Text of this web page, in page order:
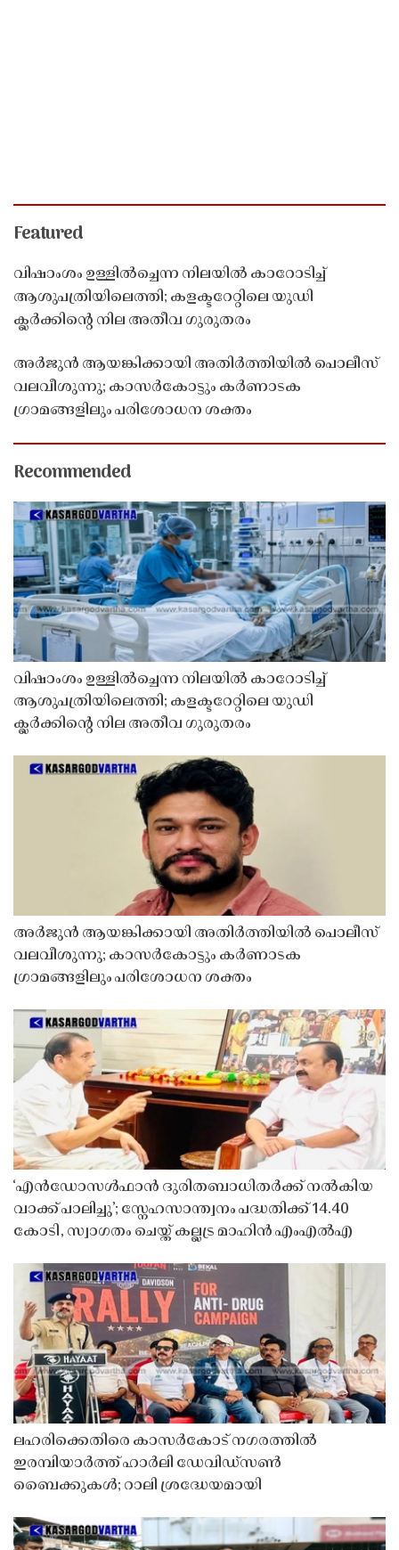
Featured
വിഷാംശം ഉള്ളിൽച്ചെന്ന നിലയിൽ കാറോടിച്ച്
ആശുപത്രിയിലെത്തി; കളക്ടറേറ്റിലെ യുഡി
ക്ലർക്കിൻ്റെ നില അതീവ ഗുരുതരം
അർജുൻ ആയങ്കിക്കായി അതിർത്തിയിൽ പൊലീസ്
വലവീശുന്നു; കാസർകോട്ടും കർണാടക
ഗ്രാമങ്ങളിലും പരിശോധന ശക്തം
Recommended
വിഷാംശം ഉള്ളിൽച്ചെന്ന നിലയിൽ കാറോടിച്ച്
ആശുപത്രിയിലെത്തി; കളക്ടറേറ്റിലെ യുഡി
ക്ലർക്കിൻ്റെ നില അതീവ ഗുരുതരം
അർജുൻ ആയങ്കിക്കായി അതിർത്തിയിൽ പൊലീസ്
വലവീശുന്നു; കാസർകോട്ടും കർണാടക
ഗ്രാമങ്ങളിലും പരിശോധന ശക്തം
‘എൻഡോസൾഫാൻ ദുരിതബാധിതർക്ക് നൽകിയ
വാക്ക് പാലിച്ചു’; സ്നേഹസാന്ത്വനം പദ്ധതിക്ക് 14.40
കോടി, സ്വാഗതം ചെയ്ത് കല്ലട്ര മാഹിൻ എംഎൽഎ
ലഹരിക്കെതിരെ കാസർകോട് നഗരത്തിൽ
ഇരമ്പിയാർത്ത് ഹാർലി ഡേവിഡ്‌സൺ
ബൈക്കുകൾ; റാലി ശ്രദ്ധേയമായി